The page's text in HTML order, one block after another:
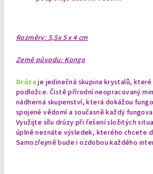
Rozměry: 5,5x 5 x 4 cm
Země původu: Kongo
Drúza je jedinečná skupina krystalů,
podložce. Čistě přírodní neopracovaný
nádherná skupenství, která dokážou
spojené vědomí a současně každý
Využijte sílu drúzy při řešení složitých
úplně neznáte výsledek, kterého chcete
Samozřejmě bude i ozdobou každého